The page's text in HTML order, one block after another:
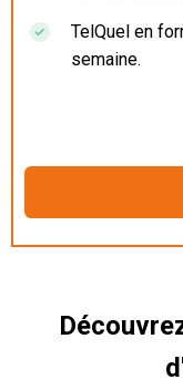
TelQuel en
semaine.
Nos articles
Le magazine
Des